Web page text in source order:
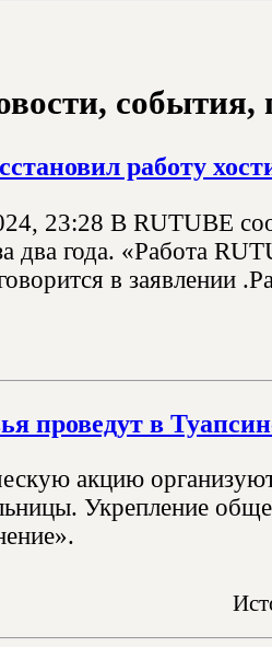
события,
работу
23:28 В RUTUBE
два года. «Работа
в заявлении
проведут в
акцию
Укрепление